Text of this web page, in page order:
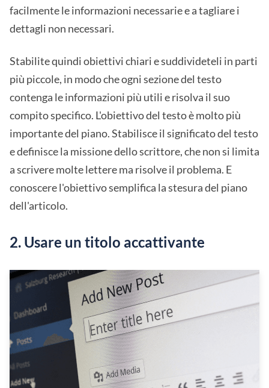
facilmente le informazioni necessarie e a tagliare i
dettagli non necessari.
Stabilite quindi obiettivi chiari e suddivideteli in parti
più piccole, in modo che ogni sezione del testo
contenga le informazioni più utili e risolva il suo
compito specifico. L'obiettivo del testo è molto più
importante del piano. Stabilisce il significato del testo
e definisce la missione dello scrittore, che non si limita
a scrivere molte lettere ma risolve il problema. E
conoscere l'obiettivo semplifica la stesura del piano
dell'articolo.
2. Usare un titolo accattivante